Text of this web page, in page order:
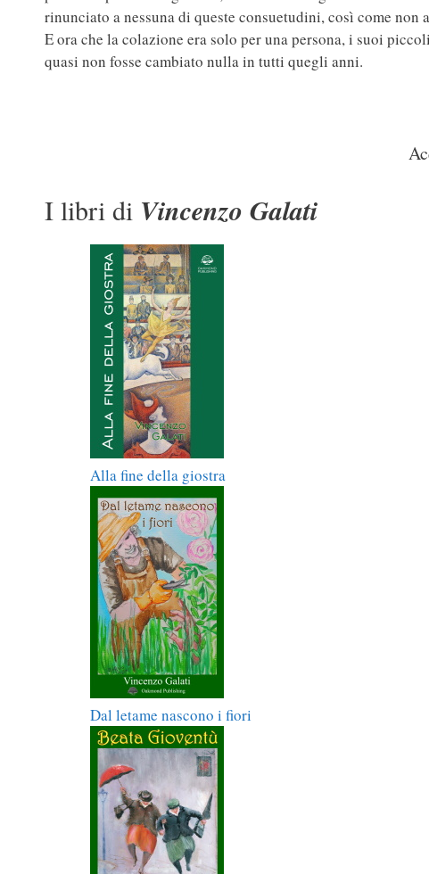
rinunciato a nessuna di queste consuetudini, così come
E ora che la colazione era solo per una persona, i suoi
quasi non fosse cambiato nulla in tutti quegli anni.
I libri di Vincenzo Galati
Alla fine della giostra
Dal letame nascono i fiori